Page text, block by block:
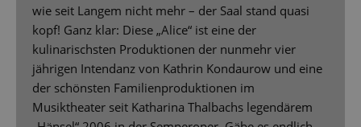
wie seit Langem nicht mehr – der Saal stand quasi
kopf! Ganz klar: Diese „Alice“ ist eine der
kulinarischsten Produktionen der nunmehr vier
jährigen Intendanz von Kathrin Kondaurow und eine
der schönsten Familienproduktionen im
Musiktheater seit Katharina Thalbachs legendärem